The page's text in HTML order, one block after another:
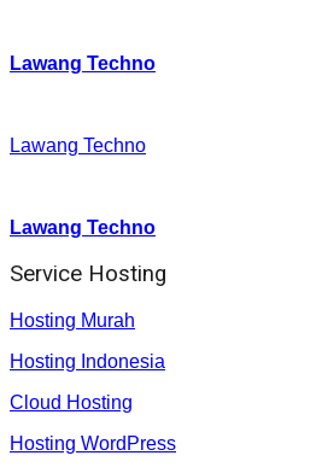
Lawang Techno
Lawang Techno
Lawang Techno
Service Hosting
Hosting Murah
Hosting Indonesia
Cloud Hosting
Hosting WordPress